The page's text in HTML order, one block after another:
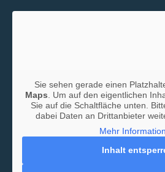
Sie sehen gerade einen
Maps . Um auf den eigentlichen
Sie auf die Schaltfläche unten.
dabei Daten an Drittanbieter
Mehr
Inhalt